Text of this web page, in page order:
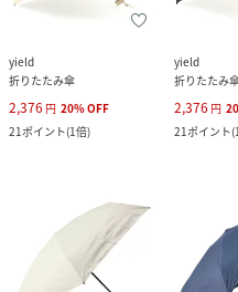
yield
折りたたみ傘
2,376 円 20%OFF
21ポイント(1倍)
yield
折りたたみ
2,376 円 20
21ポイント(